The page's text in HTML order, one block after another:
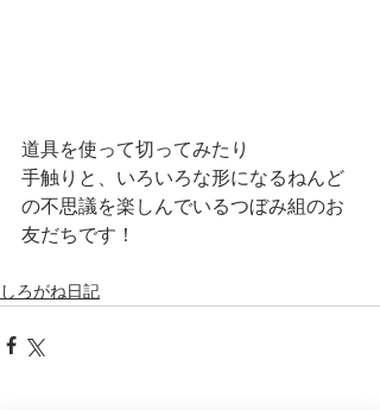
道具を使って切ってみたり
手触りと、いろいろな形になるねんど
の不思議を楽しんでいるつぼみ組のお
友だちです！
しろがね日記